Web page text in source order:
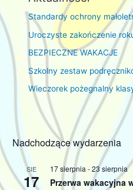
Standardy ochrony
Uroczyste zakończenie
BEZPIECZNE WAKACJE
Szkolny zestaw
Wieczorek pożegnalny
Nadchodzące wydarzenia
SIE
17
17 sierpnia -23 sierpnia
Przerwa wakacyjna